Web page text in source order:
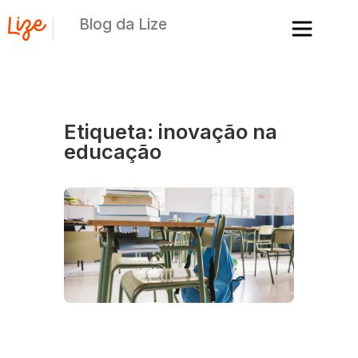
Blog da Lize
Etiqueta: inovação na
educação